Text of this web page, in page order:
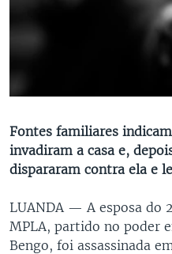
Fontes familiares
invadiram a casa e,
dispararam contra ela e
LUANDA — A esposa do
MPLA, partido no poder
Bengo, foi assassinada